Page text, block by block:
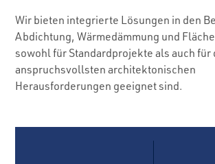
Wir bieten integrierte Lösungen in den
Abdichtung, Wärmedämmung und
sowohl für Standardprojekte als auch für
anspruchsvollsten architektonischen
Herausforderungen geeignet sind.